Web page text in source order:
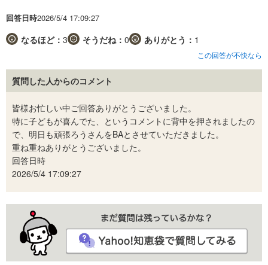
回答日時2026/5/4 17:09:27
なるほど： 3 そうだね： 0 ありがとう： 1
この回答が不快なら
質問した人からのコメント
皆様お忙しい中ご回答ありがとうございました。
特に子どもが喜んでた、というコメントに背中を押されましたの
で、明日も頑張ろうさんをBAとさせていただきました。
重ね重ねありがとうございました。
回答日時
2026/5/4 17:09:27